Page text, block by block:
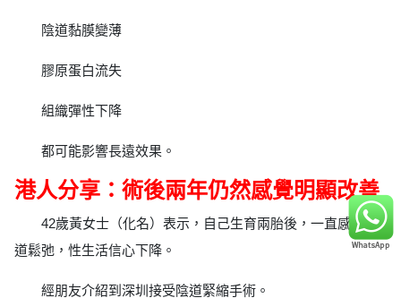
陰道黏膜變薄
膠原蛋白流失
組織彈性下降
都可能影響長遠效果。
港人分享：術後兩年仍然感覺明顯改善
42歲黃女士（化名）表示，自己生育兩胎後，一直感覺陰
道鬆弛，性生活信心下降。
經朋友介紹到深圳接受陰道緊縮手術。